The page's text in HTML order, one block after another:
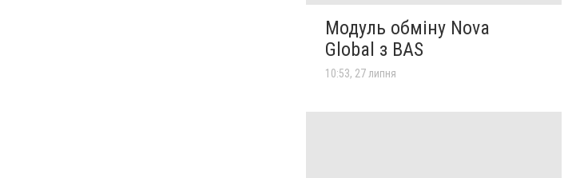
Модуль обміну Nova
Global з BAS
10:53, 27 липня